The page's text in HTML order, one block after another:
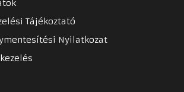
Tájékoztató
Nyilatkozat